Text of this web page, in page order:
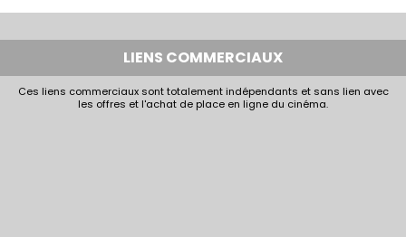
LIENS COMMERCIAUX
Ces liens commerciaux sont totalement indépendants et sans lien avec
les offres et l'achat de place en ligne du cinéma.